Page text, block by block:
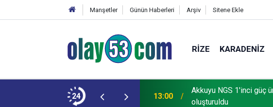
Manşetler Günün Haberleri Arşiv Sitene Ekle
RIZE KARADENIZ
24
gözüne bakamayacağımız işlerin içinde
13:00
Akkuyu NGS 1'inci güç
oluşturuldu